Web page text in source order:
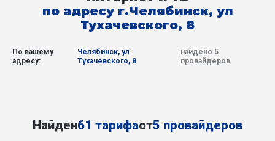
по адресу г.Челябинск, ул
Тухачевского, 8
По вашему
адресу:
Челябинск, ул
Тухачевского, 8
найдено 5
провайдеров
Найден61 тарифаот5 провайдеров